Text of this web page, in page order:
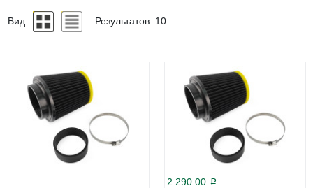
Вид Результатов: 10
2 290.00 p